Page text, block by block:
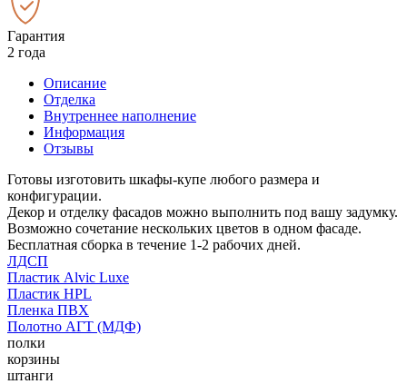
Гарантия
2 года
Описание
Отделка
Внутреннее наполнение
Информация
Отзывы
Готовы изготовить шкафы-купе любого размера и
конфигурации.
Декор и отделку фасадов можно выполнить под вашу задумку.
Возможно сочетание нескольких цветов в одном фасаде.
Бесплатная сборка в течение 1-2 рабочих дней.
ЛДСП
Пластик Alvic Luxe
Пластик HPL
Пленка ПВХ
Полотно АГТ (МДФ)
полки
корзины
штанги